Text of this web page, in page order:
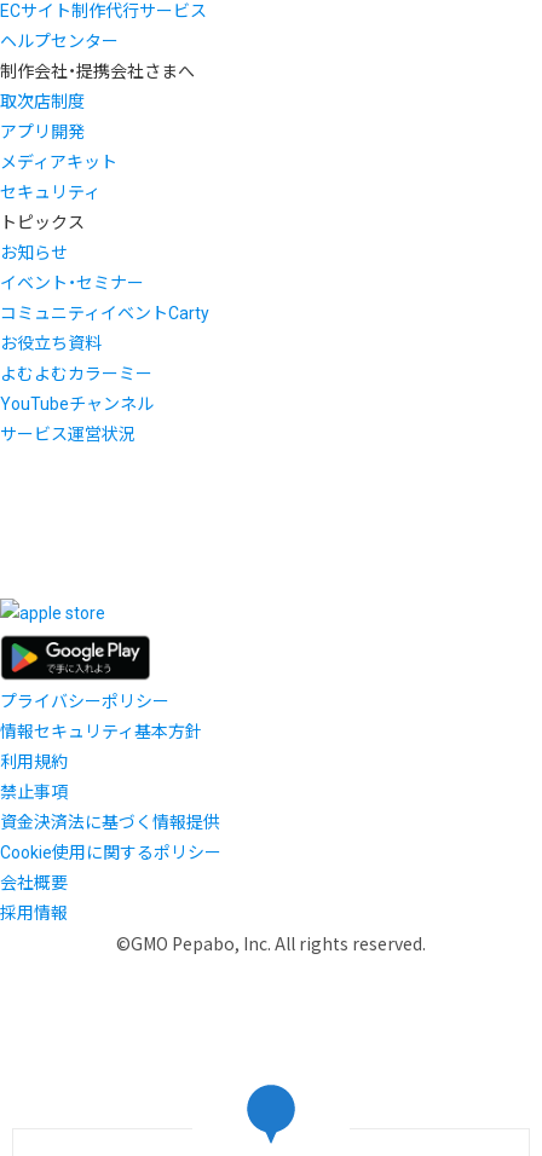
ECサイト制作代行サービス
ヘルプセンター
制作会社・提携会社さまへ
取次店制度
アプリ開発
メディアキット
セキュリティ
トピックス
お知らせ
イベント・セミナー
コミュニティイベントCarty
お役立ち資料
よむよむカラーミー
YouTubeチャンネル
サービス運営状況
プライバシーポリシー
情報セキュリティ基本方針
利用規約
禁止事項
資金決済法に基づく情報提供
Cookie使用に関するポリシー
会社概要
採用情報
©GMO Pepabo, Inc. All rights reserved.